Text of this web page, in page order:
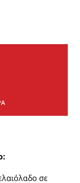
σε